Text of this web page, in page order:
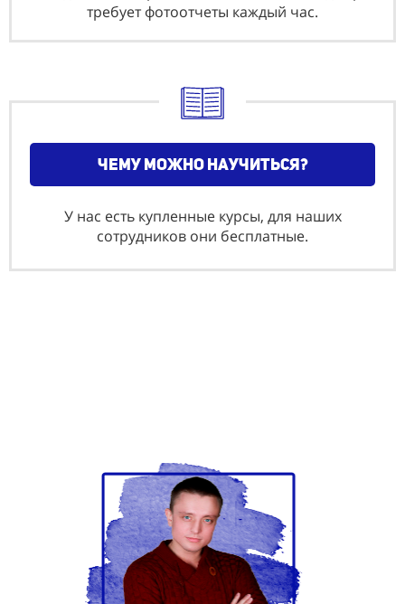
требует фотоотчеты каждый час.
чему можно научиться?
У нас есть купленные курсы, для наших
сотрудников они бесплатные.